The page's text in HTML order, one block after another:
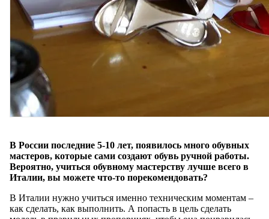
В России последние 5-10 лет, появилось много обувных
мастеров, которые сами создают обувь ручной работы.
Вероятно, учиться обувному мастерству лучше всего в
Италии, вы можете что-то порекомендовать?
В Италии нужно учиться именно техническим моментам –
как сделать, как выполнить. А попасть в цель сделать